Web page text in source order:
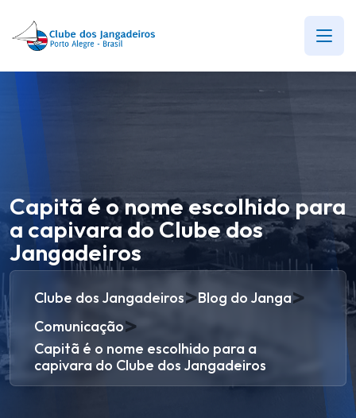
Capitã é o nome escolhido para
a capivara do Clube dos
Jangadeiros
Clube dos Jangadeiros>Blog do Janga>
Comunicação>
Capitã é o nome escolhido para a
capivara do Clube dos Jangadeiros